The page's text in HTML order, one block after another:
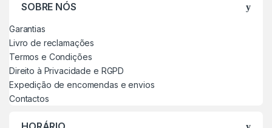
SOBRE NÓS
Garantias
Livro de reclamações
Termos e Condições
Direito à Privacidade e RGPD
Expedição de encomendas e envios
Contactos